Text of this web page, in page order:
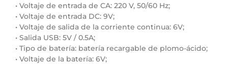
• Voltaje de entrada de CA: 220 V, 50/60 Hz;
• Voltaje de entrada DC: 9V;
• Voltaje de salida de la corriente continua: 6V;
• Salida USB: 5V / 0.5A;
• Tipo de batería: batería recargable de plomo-ácido;
• Voltaje de la batería: 6V;